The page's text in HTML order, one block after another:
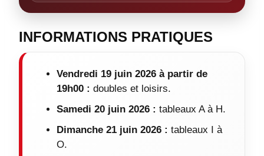
INFORMATIONS PRATIQUES
Vendredi 19 juin 2026 à partir de
19h00 : doubles et loisirs.
Samedi 20 juin 2026 : tableaux A à H.
Dimanche 21 juin 2026 : tableaux I à
O.